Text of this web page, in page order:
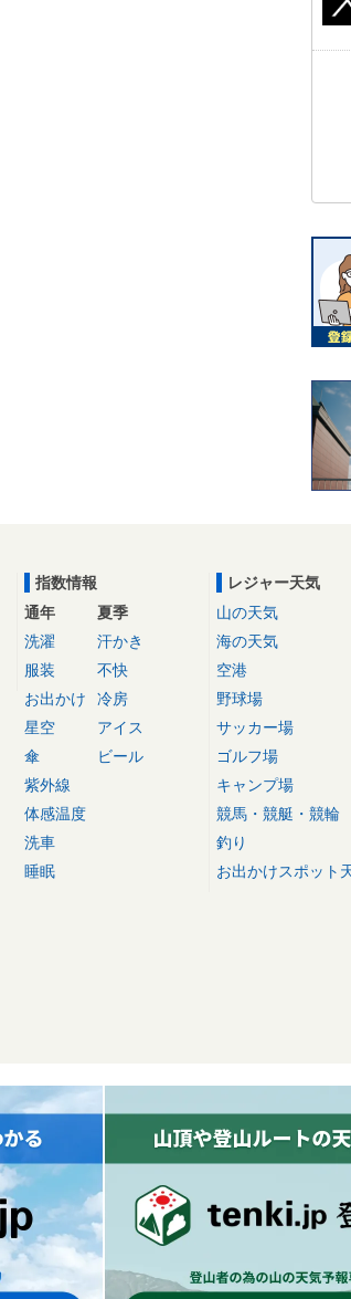
指数情報
通年
洗濯
服装
お出かけ
星空
傘
紫外線
体感温度
洗車
睡眠
夏季
汗かき
不快
冷房
アイス
ビール
レジャー天気
山の天気
海の天気
空港
野球場
サッカー場
ゴルフ場
キャンプ場
競馬・競艇・競輪
釣り
お出かけスポット